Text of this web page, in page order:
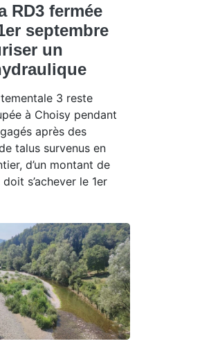
RD3 fermée
septembre
un
3 reste
à Choisy pendant
après des
talus survenus en
d’un montant de
s’achever le 1er